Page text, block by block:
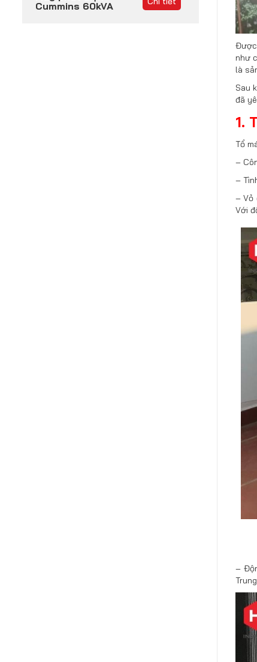
Cummins 60kVA
Được
như
là
Sau
đã
1.
Tổ
–
–
– Vỏ
Với
–